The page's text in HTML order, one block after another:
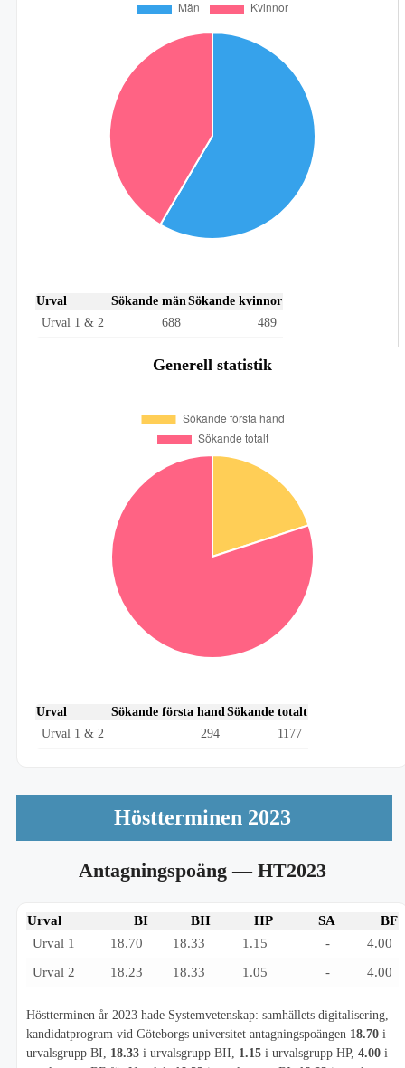
Urval Sökande mänSökande kvinnor
Urval 1 & 2
688 489
Generell statistik
Urval Sökande första handSökande totalt
Urval 1 & 2
294 1177
Höstterminen 2023
Antagningspoäng— HT2023
Urval BI BII HP SA
BF
Urval 1
18.70 18.33 1.15 -
4.00
Urval 2
18.23 18.33 1.05 - 4.00
Höstterminen år 2023 hade Systemvetenskap: samhällets digitalisering,
kandidatprogram vid Göteborgs universitet antagningspoängen 18.70 i
urvalsgrupp BI, 18.33 i urvalsgrupp BII, 1.15 i urvalsgrupp HP, 4.00 i